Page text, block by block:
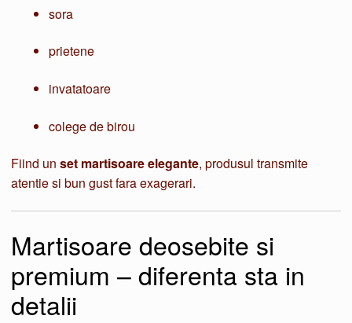
sora
prietene
invatatoare
colege de birou
Fiind un set martisoare elegante, produsul transmite
atentie si bun gust fara exagerari.
Martisoare deosebite si
premium – diferenta sta in
detalii